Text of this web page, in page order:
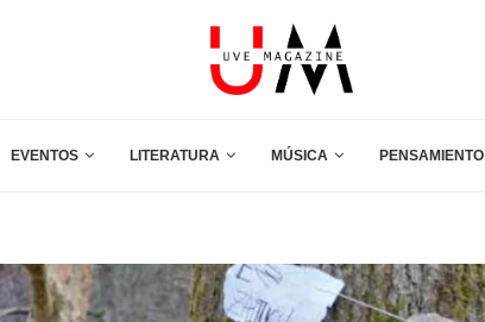
EVENTOS LITERATURA MÚSICA PENSAMIENTO